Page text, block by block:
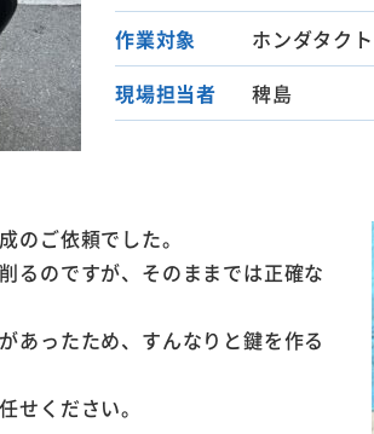
作業対象
ホンダタクト
現場担当者
稗島
のご依頼でした。
るのですが、そのままでは正確な
あったため、すんなりと鍵を作る
せください。